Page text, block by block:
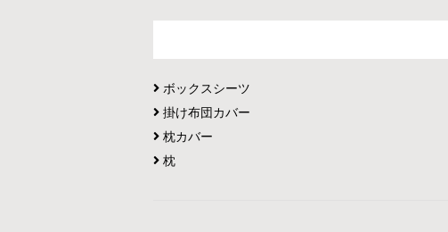
ボックスシーツ
掛け布団カバー
枕カバー
枕